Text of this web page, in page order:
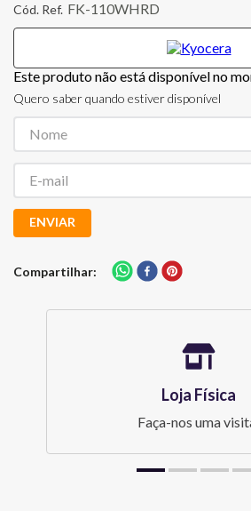
FK-110WHRD
Este produto não está disponível no
Quero saber quando estiver disponível
ENVIAR
Compartilhar
Loja Física
Faça-nos uma